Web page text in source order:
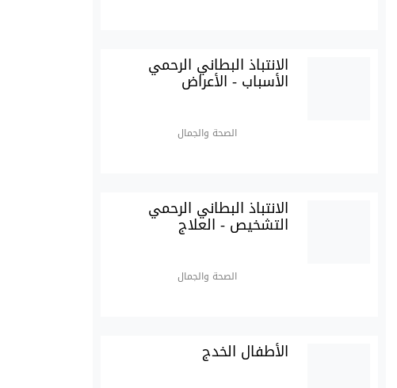
الانتباذ البطاني الرحمي
الأسباب - الأعراض
الصحة والجمال
الانتباذ البطاني الرحمي
التشخيص - العلاج
الصحة والجمال
الأطفال الخدج